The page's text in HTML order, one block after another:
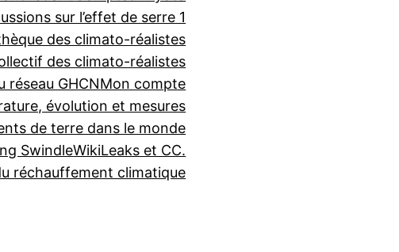
sur l’effet de serre 1
des climato-réalistes
des climato-réalistes
réseau GHCNMon compte
évolution et mesures
de terre dans le monde
SwindleWikiLeaks et CC.
réchauffement climatique